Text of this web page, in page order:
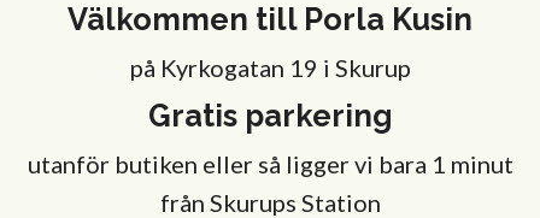
Välkommen till Porla Kusin
på Kyrkogatan 19 i Skurup
Gratis parkering
utanför butiken eller så ligger vi bara 1 minut
från Skurups Station